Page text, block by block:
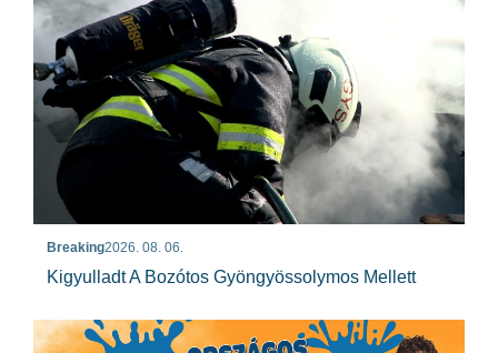
Breaking2026. 08. 06.
Kigyulladt A Bozótos Gyöngyössolymos Mellett